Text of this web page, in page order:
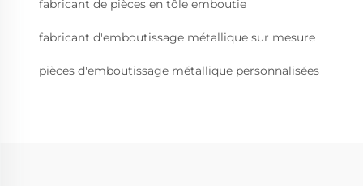
fabricant de pièces en tôle emboutie
fabricant d'emboutissage métallique sur mesure
pièces d'emboutissage métallique personnalisées